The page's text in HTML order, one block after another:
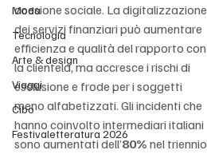
Moda
Tecnologia
Arte & design
Viaggi
Cibo
Festivaletteratura 2026
coesione sociale. La digitalizzazione
dei servizi finanziari può aumentare
efficienza e qualità del rapporto con
la clientela, ma accresce i rischi di
esclusione e frode per i soggetti
meno alfabetizzati. Gli incidenti che
hanno coinvolto intermediari italiani
sono aumentati dell’80% nel triennio